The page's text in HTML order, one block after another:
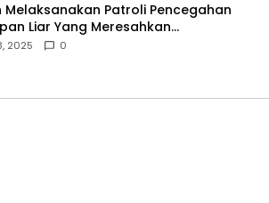
Melaksanakan Patroli Pencegahan
Liar Yang Meresahkan
Polsek Soromandi
2025 0